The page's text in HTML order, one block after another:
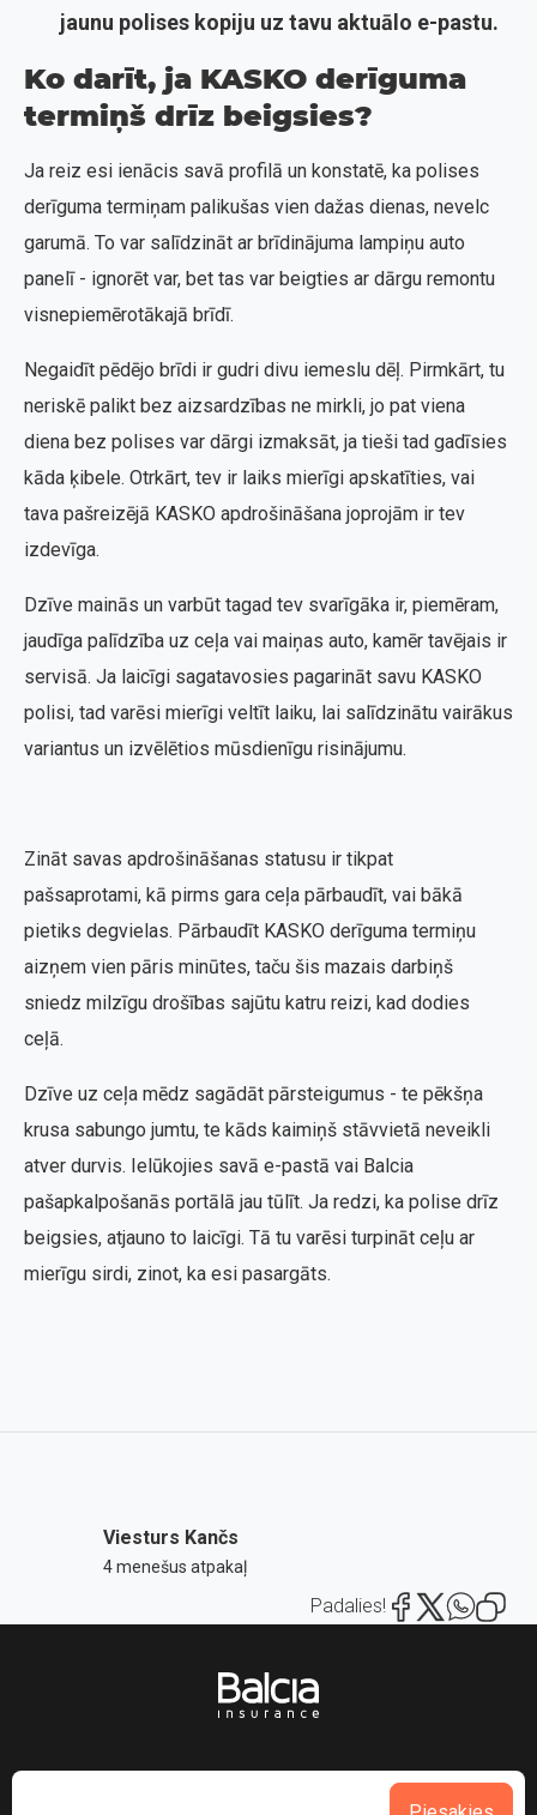
jaunu polises kopiju uz tavu aktuālo e-pastu.
Ko darīt, ja KASKO derīguma
termiņš drīz beigsies?
Ja reiz esi ienācis savā profilā un konstatē, ka polises
derīguma termiņam palikušas vien dažas dienas, nevelc
garumā. To var salīdzināt ar brīdinājuma lampiņu auto
panelī - ignorēt var, bet tas var beigties ar dārgu remontu
visnepiemērotākajā brīdī.
Negaidīt pēdējo brīdi ir gudri divu iemeslu dēļ. Pirmkārt, tu
neriskē palikt bez aizsardzības ne mirkli, jo pat viena
diena bez polises var dārgi izmaksāt, ja tieši tad gadīsies
kāda ķibele. Otrkārt, tev ir laiks mierīgi apskatīties, vai
tava pašreizējā KASKO apdrošināšana joprojām ir tev
izdevīga.
Dzīve mainās un varbūt tagad tev svarīgāka ir, piemēram,
jaudīga palīdzība uz ceļa vai maiņas auto, kamēr tavējais ir
servisā. Ja laicīgi sagatavosies pagarināt savu KASKO
polisi, tad varēsi mierīgi veltīt laiku, lai salīdzinātu vairākus
variantus un izvēlētios mūsdienīgu risinājumu.
Zināt savas apdrošināšanas statusu ir tikpat
pašsaprotami, kā pirms gara ceļa pārbaudīt, vai bākā
pietiks degvielas. Pārbaudīt KASKO derīguma termiņu
aizņem vien pāris minūtes, taču šis mazais darbiņš
sniedz milzīgu drošības sajūtu katru reizi, kad dodies
ceļā.
Dzīve uz ceļa mēdz sagādāt pārsteigumus - te pēkšņa
krusa sabungo jumtu, te kāds kaimiņš stāvvietā neveikli
atver durvis. Ielūkojies savā e-pastā vai Balcia
pašapkalpošanās portālā jau tūlīt. Ja redzi, ka polise drīz
beigsies, atjauno to laicīgi. Tā tu varēsi turpināt ceļu ar
mierīgu sirdi, zinot, ka esi pasargāts.
Viesturs Kančs
4 menešus atpakaļ
Padalies!